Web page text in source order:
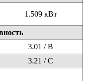
1.509 кВт
3.01 / B
3.21 / C